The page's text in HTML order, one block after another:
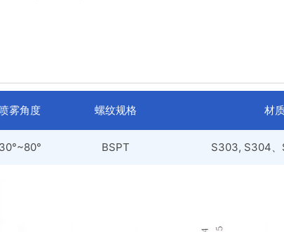
雾角度 螺纹规格 材
BSPT S303, S304、